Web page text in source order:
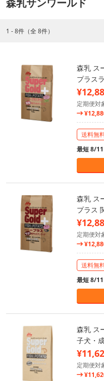
森乳サンワールド
1 - 8件（全 8件）
森乳 ス
プラス
定期便対
送料無
最短 8/11
森乳 ス
プラス
定期便対
送料無
最短 8/11
森乳 ス
子犬・
定期便対